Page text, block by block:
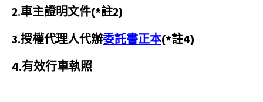
2.車主證明文件(*註2)
3.授權代理人代辦委託書正本(*註4)
4.有效行車執照